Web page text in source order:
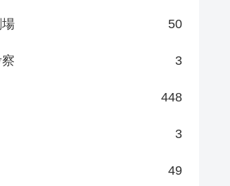
50
3
448
3
49